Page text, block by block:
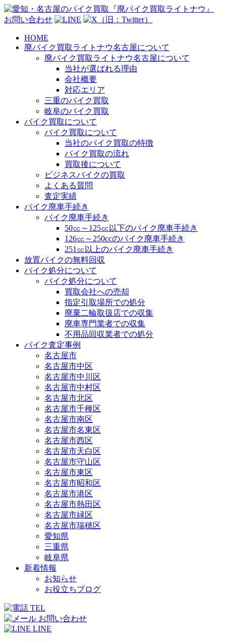
お問い合わせ
HOME
廃バイク買取ライトナウ名古屋について
廃バイク買取ライトナウ名古屋について
当社が選ばれる理由
会社概要
対応エリア
三重のバイク買取
岐阜のバイク買取
バイク買取について
バイク買取について
当社のバイク買取の特徴
バイク買取の流れ
買取後について
ビジネスバイクの買取
よくある質問
査定実績
バイク廃車手続き
バイク廃車手続き
50㏄～125㏄以下のバイク廃車手続き
126㏄～250ccのバイク廃車手続き
251㏄以上のバイク廃車手続き
放置バイクの無料回収
バイク処分について
バイク処分について
買取会社への売却
指定引取場所での処分
廃棄二輪取扱店での収集
廃車専門業者での収集
不用品回収業者での処分
バイク査定事例
名古屋市
名古屋市中区
名古屋市中川区
名古屋市中村区
名古屋市北区
名古屋市千種区
名古屋市南区
名古屋市名東区
名古屋市西区
名古屋市天白区
名古屋市守山区
名古屋市東区
名古屋市昭和区
名古屋市港区
名古屋市熱田区
名古屋市緑区
名古屋市瑞穂区
愛知県
三重県
岐阜県
新着情報
お知らせ
お役立ちブログ
TEL
お問い合わせ
LINE